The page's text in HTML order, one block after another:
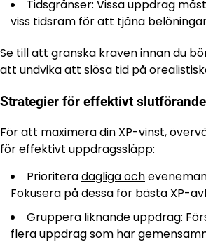
Tidsgränser: Vissa uppdrag
viss tidsram för att tjäna
Se till att granska kraven innan du
att undvika att slösa tid på
Strategier för effektivt
För att maximera din XP-vinst,
föreffektivt uppdragssläpp:
Prioriteradagliga och
Fokusera på dessa för bästa XP-
Gruppera liknande uppdrag:
flera uppdrag som har